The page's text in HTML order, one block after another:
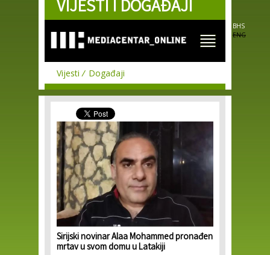
Skip to
main
VIJESTI I DOGAĐAJI
BHS
ENG
Vijesti Događaji
Sirijski novinar Alaa Mohammed pronađen
mrtav u svom domu u Latakiji